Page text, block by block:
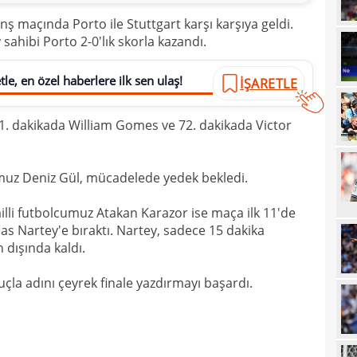
maçında Porto ile Stuttgart karşı karşıya geldi.
Porto 2-0'lık skorla kazandı.
en özel haberlere ilk sen ulaş! İŞARETLE
dakikada William Gomes ve 72. dakikada Victor
Deniz Gül, mücadelede yedek bekledi.
futbolcumuz Atakan Karazor ise maça ilk 11'de
Nartey'e bıraktı. Nartey, sadece 15 dakika
kaldı.
adını çeyrek finale yazdırmayı başardı.